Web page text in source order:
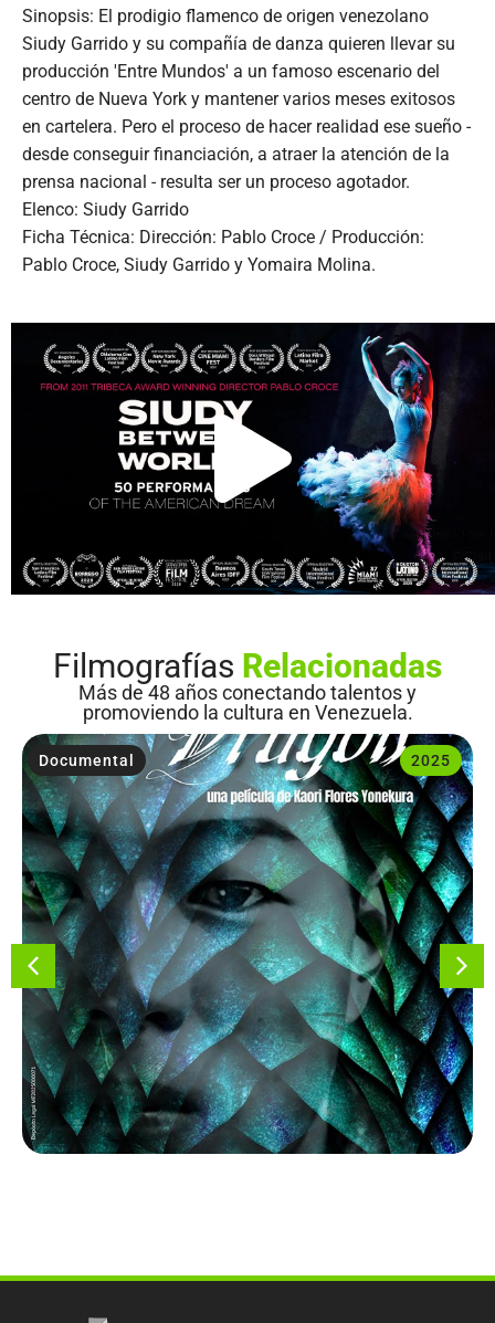
Sinopsis: El prodigio flamenco de origen venezolano
Siudy Garrido y su compañía de danza quieren llevar su
producción 'Entre Mundos' a un famoso escenario del
centro de Nueva York y mantener varios meses exitosos
en cartelera. Pero el proceso de hacer realidad ese sueño -
desde conseguir financiación, a atraer la atención de la
prensa nacional - resulta ser un proceso agotador.
Elenco: Siudy Garrido
Ficha Técnica: Dirección: Pablo Croce / Producción:
Pablo Croce, Siudy Garrido y Yomaira Molina.
Filmografías Relacionadas
Más de 48 años conectando talentos y
promoviendo la cultura en Venezuela.
2025
Documental